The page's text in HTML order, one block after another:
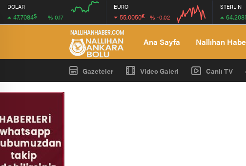
DOLAR
47,7084$ % 0.17
04:00
EURO
55,0050€ % -0.02
STERLİN
64,2081
Ana Sayfa Nallıhan
Gazeteler Video Galeri Canlı TV